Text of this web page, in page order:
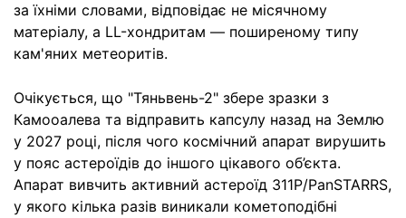
за їхніми словами, відповідає не місячному
матеріалу, а LL-хондритам — поширеному типу
кам'яних метеоритів.
Очікується, що "Тяньвень-2" збере зразки з
Камооалева та відправить капсулу назад на Землю
у 2027 році, після чого космічний апарат вирушить
у пояс астероїдів до іншого цікавого об’єкта.
Апарат вивчить активний астероїд 311P/PanSTARRS,
у якого кілька разів виникали кометоподібні